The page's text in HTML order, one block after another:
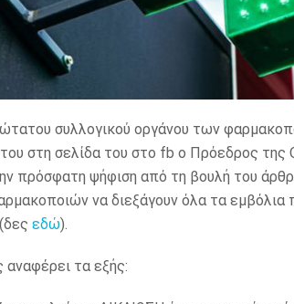
συλλογικού οργάνου των
στη σελίδα του στο fb ο Πρόεδρος
πρόσφατη ψήφιση από τη βουλή του
να διεξάγουν όλα τα
εδώ).
αναφέρει τα εξής: